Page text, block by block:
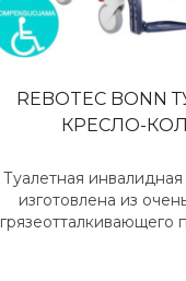
REBOTEC BONN
КРЕСЛО-
Туалетная
изготовлена из
грязеотталкивающего